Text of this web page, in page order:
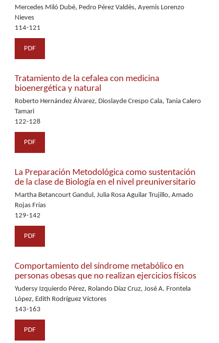
Mercedes Miló Dubé, Pedro Pérez Valdés, Ayemis Lorenzo
Nieves
114-121
PDF
Tratamiento de la cefalea con medicina
bioenergética y natural
Roberto Hernández Álvarez, Dioslayde Crespo Cala, Tania Calero
Tamari
122-128
PDF
La Preparación Metodológica como sustentación
de la clase de Biología en el nivel preuniversitario
Martha Betancourt Gandul, Julia Rosa Aguilar Trujillo, Amado
Rojas Frías
129-142
PDF
Comportamiento del síndrome metabólico en
personas obesas que no realizan ejercicios físicos
Yudersy Izquierdo Pérez, Rolando Díaz Cruz, José A. Frontela
López, Edith Rodríguez Víctores
143-163
PDF